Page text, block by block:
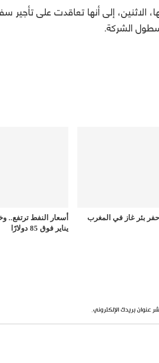
الاثنين، إلى أنها تعاقدت على تأجير
الشركة.
حفر بئر غاز في المغرب
أسعار النفط ترتفع..
يناير فوق 85 دولارًا
عنوان بريدك الإلكتروني.